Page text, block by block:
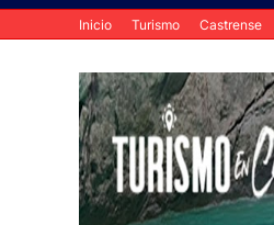
Inicio Turismo Castrense